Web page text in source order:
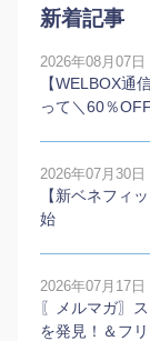
新着記事
2026年08月07日
【WELBOX通
って＼60％
2026年07月30日
【新ベネフィ
始
2026年07月17日
〖メルマガ〗
を発見！＆フ